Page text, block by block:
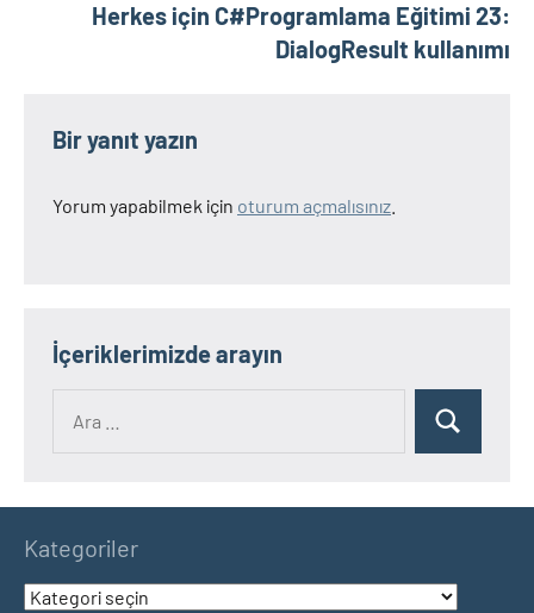
Herkes için C#Programlama Eğitimi 23:
DialogResult kullanımı
Bir yanıt yazın
Yorum yapabilmek için oturum açmalısınız
İçeriklerimizde arayın
Ara
Kategoriler
Kategoriler